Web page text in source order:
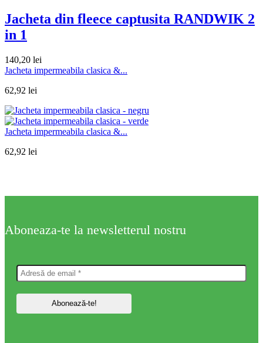
Jacheta din fleece captusita RANDWIK 2
in 1
140,20 lei
Jacheta impermeabila clasica &...
62,92 lei
Jacheta impermeabila clasica &...
62,92 lei
Aboneaza-te la newsletterul nostru